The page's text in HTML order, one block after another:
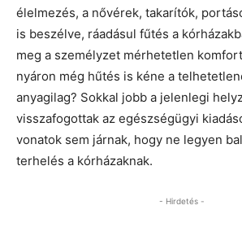
élelmezés, a nővérek, takarítók,
is beszélve, ráadásul fűtés a
meg a személyzet mérhetetlen
nyáron még hűtés is kéne a
anyagilag? Sokkal jobb a jelenlegi
visszafogottak az egészségügyi
vonatok sem járnak, hogy ne legyen
terhelés a kórházaknak.
- Hirdetés -